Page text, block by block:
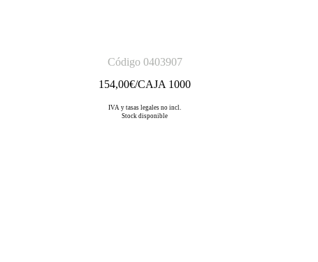
Código 0403907
154,00€/CAJA 1000
IVA y tasas legales no incl.
Stock disponible